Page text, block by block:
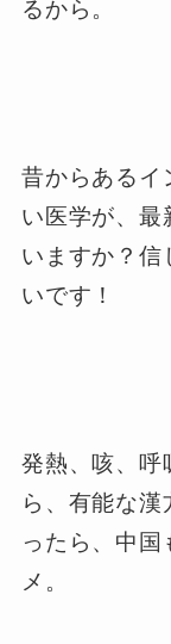
るから。
昔からあるイ
い医学が、最
いますか？信
いです！
発熱、咳、呼
ら、有能な
ったら、中
メ。